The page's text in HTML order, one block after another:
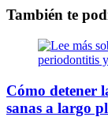
También te
Cómo detener
sanas a largo